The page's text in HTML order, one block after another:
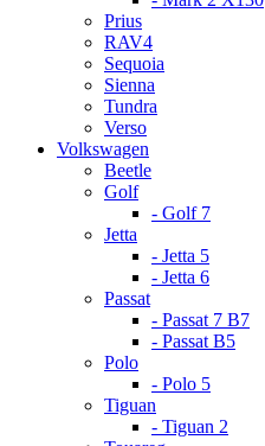
Prius
RAV4
Sequoia
Sienna
Tundra
Verso
Volkswagen
Beetle
Golf
- Golf 7
Jetta
- Jetta 5
- Jetta 6
Passat
- Passat 7 B7
- Passat B5
Polo
- Polo 5
Tiguan
- Tiguan 2